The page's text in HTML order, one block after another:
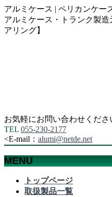
アルミケース | ペリカンケー
アルミケース・トランク製
アリング】
お気軽にお問い合わせくださ
TEL 055-230-2177
<E-mail： alumi@netde.net
MENU
トップページ
取扱製品一覧